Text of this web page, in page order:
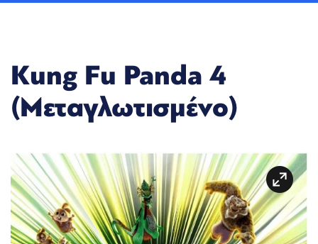
Kung Fu Panda 4
(Μεταγλωτισμένο)